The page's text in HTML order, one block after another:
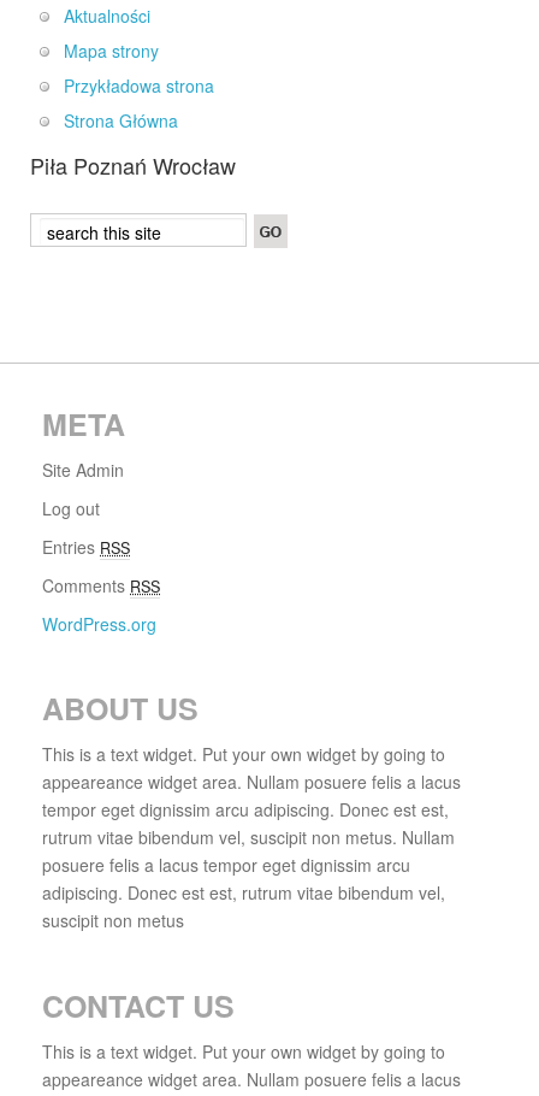
Aktualności
Mapa strony
Przykładowa strona
Strona Główna
Piła Poznań Wrocław
META
Site Admin
Log out
Entries RSS
Comments RSS
WordPress.org
ABOUT US
This is a text widget. Put your own widget by going to
appeareance widget area. Nullam posuere felis a lacus
tempor eget dignissim arcu adipiscing. Donec est est,
rutrum vitae bibendum vel, suscipit non metus. Nullam
posuere felis a lacus tempor eget dignissim arcu
adipiscing. Donec est est, rutrum vitae bibendum vel,
suscipit non metus
CONTACT US
This is a text widget. Put your own widget by going to
appeareance widget area. Nullam posuere felis a lacus